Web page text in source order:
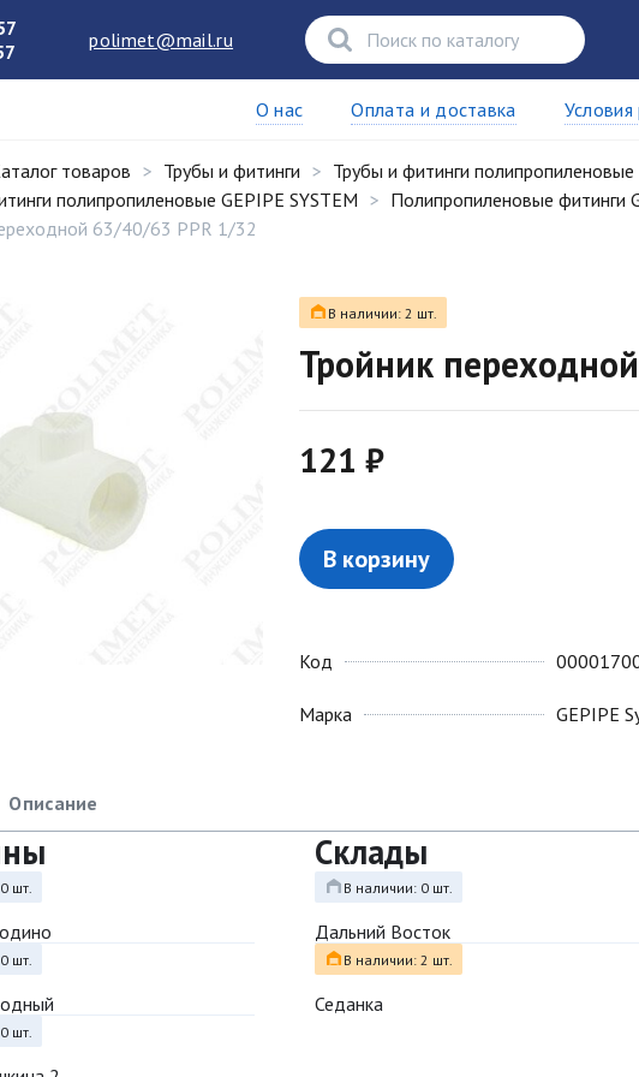
polimet@mail.ru
О нас Оплата и доставка
товаров Трубы и фитинги
Трубы и фитинги полипропиленовые
полипропиленовые GEPIPE SYSTEM
Полипропиленовые фитинги
63/40/63 PPR 1/32
В наличии: 2 шт.
Тройник
121 ₽
В корзину
Код
Марка GEPIPE
Описание
шт.
шт.
шт.
Склады
В наличии: 0 шт.
Дальний Восток
В наличии: 2 шт.
Седанка